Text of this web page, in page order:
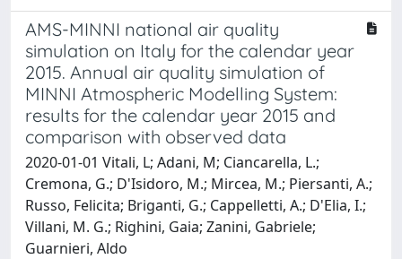
AMS-MINNI national air quality
simulation on Italy for the calendar year
2015. Annual air quality simulation of
MINNI Atmospheric Modelling System:
results for the calendar year 2015 and
comparison with observed data
2020-01-01 Vitali, L; Adani, M; Ciancarella, L.;
Cremona, G.; D'Isidoro, M.; Mircea, M.; Piersanti, A.;
Russo, Felicita; Briganti, G.; Cappelletti, A.; D'Elia, I.;
Villani, M. G.; Righini, Gaia; Zanini, Gabriele;
Guarnieri, Aldo